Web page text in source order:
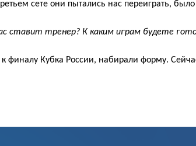
сете они пытались нас переиграть, было
ставит тренер? К каким играм будете
финалу Кубка России, набирали форму.